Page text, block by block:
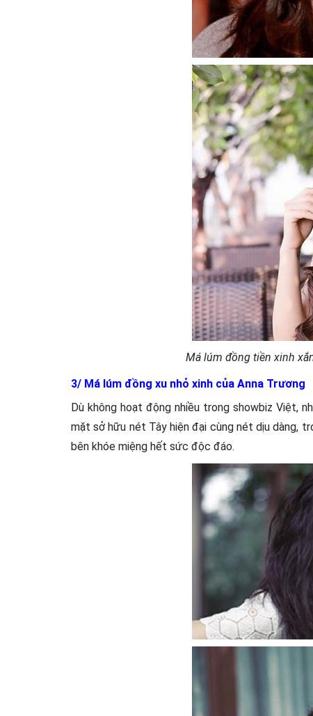
Má lúm đồng tiền xinh
3/ Má lúm đồng xu nhỏ xinh của Anna Trương
Dù không hoạt động nhiều trong showbiz Việt,
mặt sở hữu nét Tây hiện đại cùng nét dịu dàng,
bên khóe miệng hết sức độc đáo.